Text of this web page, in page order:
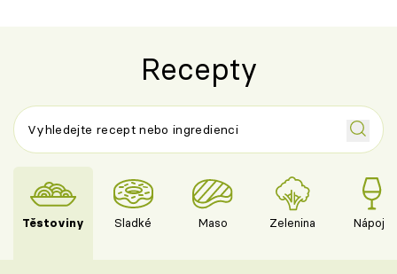
Recepty
Těstoviny Sladké Maso Zelenina Nápoje